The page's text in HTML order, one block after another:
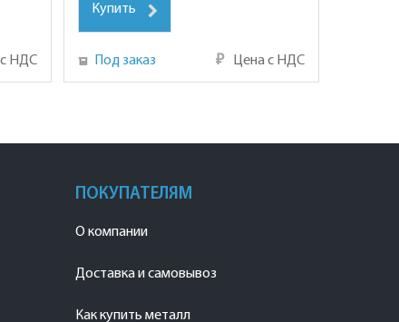
НДС
Купить
Под заказ ₽ Цена с НДС
ПОКУПАТЕЛЯМ
О компании
Доставка и самовывоз
Как купить металл